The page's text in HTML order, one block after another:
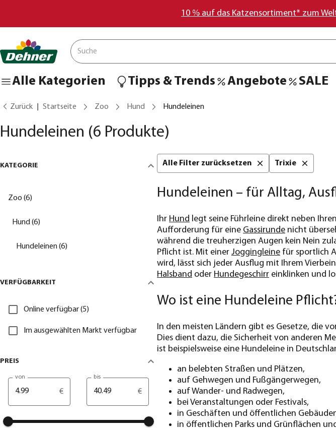
10 % auf das Katzensortiment* zum
Alle Kategorien Tipps & Trends Angebote SALE
Zurück Startseite Zoo Hund Hundeleinen
Hundeleinen (6 Produkte)
KATEGORIE
Zoo (6)
Hund (6)
Hundeleinen (6)
VERFÜGBARKEIT
Online verfügbar (5)
Im ausgewählten Markt verfügbar
PREIS
von
€
bis
€
Alle Filter zurücksetzen
Trixie
Hundeleinen – für Alltag,
Ihr Hund legt seine Führleine direkt neben
Aufforderung für eine Gassirunde nicht
während die treuherzigen Augen kein Nein
Pflicht ist. Mit einer Joggingleine für sportlich
wird, lässt sich jeder Ausflug mit Ihrem
Halsband oder Hundegeschirr einklinken und
Wo ist eine Hundeleine
In den meisten Ländern gibt es Gesetze, die
Dies dient dazu, die Sicherheit von anderen
ist beispielsweise eine Hundeleine in
an belebten Straßen und Plätzen,
auf Gehwegen und Fußgängerwegen,
auf Wander- und Radwegen,
bei Veranstaltungen oder Festivals,
in Geschäften und öffentlichen
in öffentlichen Parks und Grünflächen